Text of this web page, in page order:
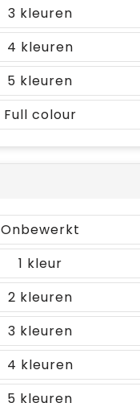
3
4
5
Full colour
Onbewerkt
1
2
3
4
5